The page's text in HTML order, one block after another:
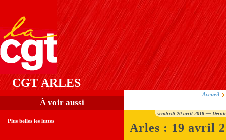
CGT ARLES
Accueil
vendredi 20 avril 2018 —
Arles : 19 avril
À voir aussi
Plus belles les luttes